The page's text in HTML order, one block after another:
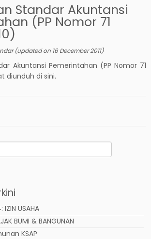
Standar Akuntansi
(PP Nomor 71
(updated on 16 December 2011)
Akuntansi Pemerintahan (PP Nomor 71
diunduh di sini.
USAHA
BUMI & BANGUNAN
KSAP